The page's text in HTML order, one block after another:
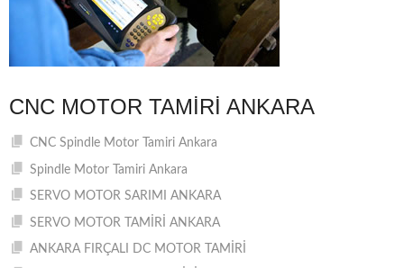
CNC MOTOR TAMIRI ANKARA
CNC Spindle Motor Tamiri Ankara
Spindle Motor Tamiri Ankara
SERVO MOTOR SARIMI ANKARA
SERVO MOTOR TAMİRİ ANKARA
ANKARA FIRÇALI DC MOTOR TAMİRİ